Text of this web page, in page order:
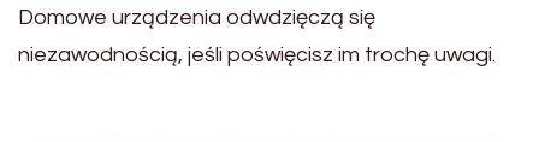
Domowe urządzenia odwdzięczą się
niezawodnością, jeśli poświęcisz im trochę uwagi.